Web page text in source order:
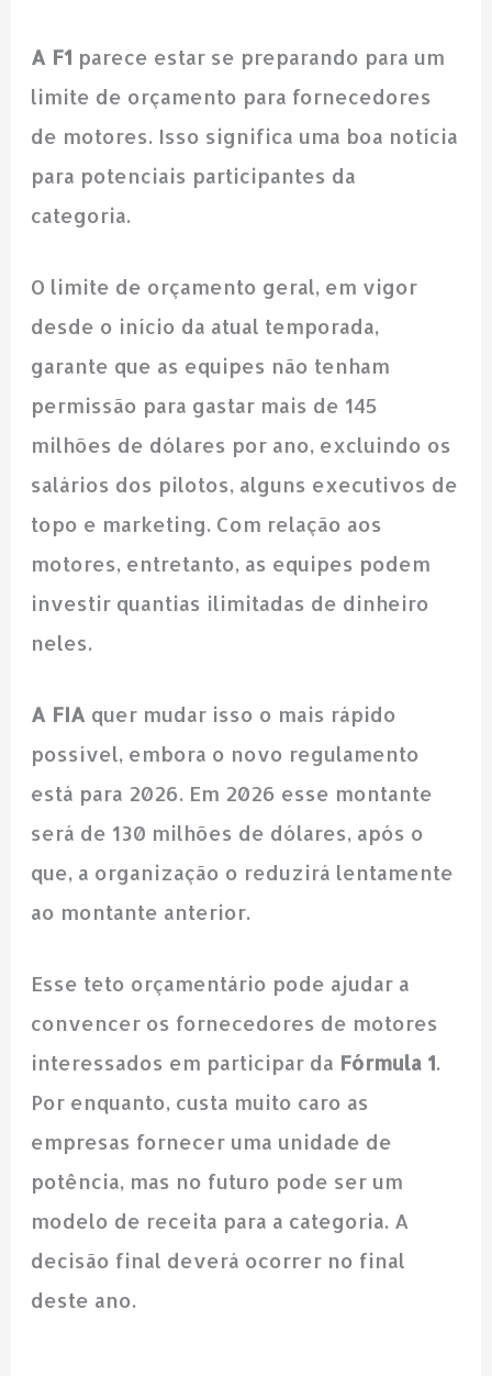
A F1 parece estar se preparando para um
limite de orçamento para fornecedores
de motores. Isso significa uma boa notícia
para potenciais participantes da
categoria.
O limite de orçamento geral, em vigor
desde o início da atual temporada,
garante que as equipes não tenham
permissão para gastar mais de 145
milhões de dólares por ano, excluindo os
salários dos pilotos, alguns executivos de
topo e marketing. Com relação aos
motores, entretanto, as equipes podem
investir quantias ilimitadas de dinheiro
neles.
A FIA quer mudar isso o mais rápido
possível, embora o novo regulamento
está para 2026. Em 2026 esse montante
será de 130 milhões de dólares, após o
que, a organização o reduzirá lentamente
ao montante anterior.
Esse teto orçamentário pode ajudar a
convencer os fornecedores de motores
interessados em participar da Fórmula 1.
Por enquanto, custa muito caro as
empresas fornecer uma unidade de
potência, mas no futuro pode ser um
modelo de receita para a categoria. A
decisão final deverá ocorrer no final
deste ano.